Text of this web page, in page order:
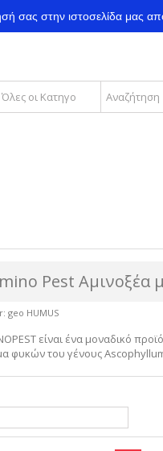
Pest Αμινοξέα
geo HUMUS
είναι ένα μοναδικό
φυκών του γένους
σας στην ιστοσελίδα μας